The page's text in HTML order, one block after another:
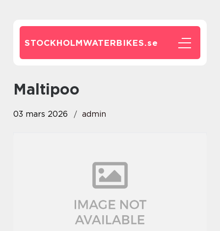
STOCKHOLMWATERBIKES.se
maltipoo
03 mars 2026 admin